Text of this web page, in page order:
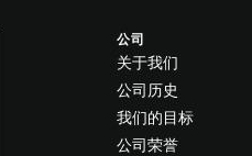
公司
关于我们
公司历史
我们的目标
公司荣誉